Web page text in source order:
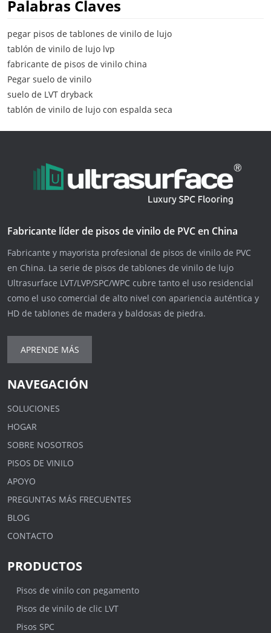
Palabras Claves
pegar pisos de tablones de vinilo de lujo
tablón de vinilo de lujo lvp
fabricante de pisos de vinilo china
Pegar suelo de vinilo
suelo de LVT dryback
tablón de vinilo de lujo con espalda seca
Fabricante líder de pisos de vinilo de PVC en China
Fabricante y mayorista profesional de pisos de vinilo de PVC
en China. La serie de pisos de tablones de vinilo de lujo
Ultrasurface LVT/LVP/SPC/WPC cubre tanto el uso residencial
como el uso comercial de alto nivel con apariencia auténtica y
HD de tablones de madera y baldosas de piedra.
APRENDE MÁS
NAVEGACIÓN
SOLUCIONES
HOGAR
SOBRE NOSOTROS
PISOS DE VINILO
APOYO
PREGUNTAS MÁS FRECUENTES
BLOG
CONTACTO
PRODUCTOS
Pisos de vinilo con pegamento
Pisos de vinilo de clic LVT
Pisos SPC